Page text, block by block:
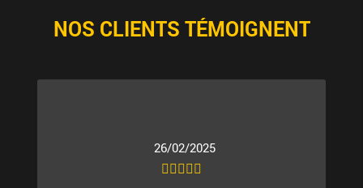
NOS CLIENTS TÉMOIGNENT
26/02/2025